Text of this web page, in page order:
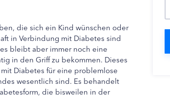
die sich ein Kind wünschen oder
in Verbindung mit Diabetes sind
bleibt aber immer noch eine
in den Griff zu bekommen. Dieses
Diabetes für eine problemlose
wesentlich sind. Es behandelt
die bisweilen in der